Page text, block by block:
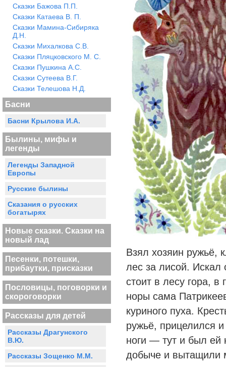
Сказки Бажова П.П.
Сказки Катаева В. П.
Сказки Мамина-Сибиряка
Д.Н.
Сказки Михалкова С.В.
Сказки Пляцковского М. С.
Сказки Пушкина А.С.
Сказки Сутеева В.Г.
Сказки Телешова Н.Д.
Басни
Басни Крылова И.А.
Былины, мифы и
легенды
Легенды Западной
Европы
Русские былины
Сказания о русских
богатырях
Новые сказки. Сказки на
новый лад
Песенки, потешки,
прибаутки, присказки
Пословицы, поговорки и
скороговорки
Рассказы для детей
Рассказы Драгунского
В.Ю.
Рассказы Зощенко М.М.
Взял хозяин ружьё,
лес за лисой. Искал
стоит в лесу гора, в
норы сама
куриного пуха.
ружьё, прицелился
ноги — тут и был ей
добыче и вытащили